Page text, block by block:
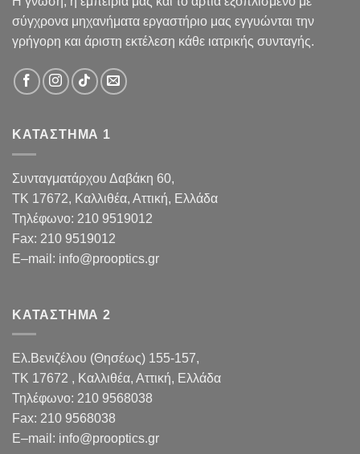
σύγχρονα μηχανήματα εργαστήριο μας εγγυώνται την
γρήγορη και άριστη εκτέλεση κάθε ιατρικής συνταγής.
ΚΑΤΑΣΤΗΜΑ 1
Συνταγματάρχου Δαβάκη 60,
TK 17672, Καλλιθέα, Αττική, Ελλάδα
Τηλέφωνο: 210 9519012
Fax: 210 9519012
E–mail : info@prooptics.gr
ΚΑΤΑΣΤΗΜΑ 2
Ελ.Βενιζέλου (Θησέως) 155-157,
TK 17672 , Καλλιθέα, Αττική, Ελλάδα
Τηλέφωνο: 210 9568038
Fax: 210 9568038
E–mail : info@prooptics.gr